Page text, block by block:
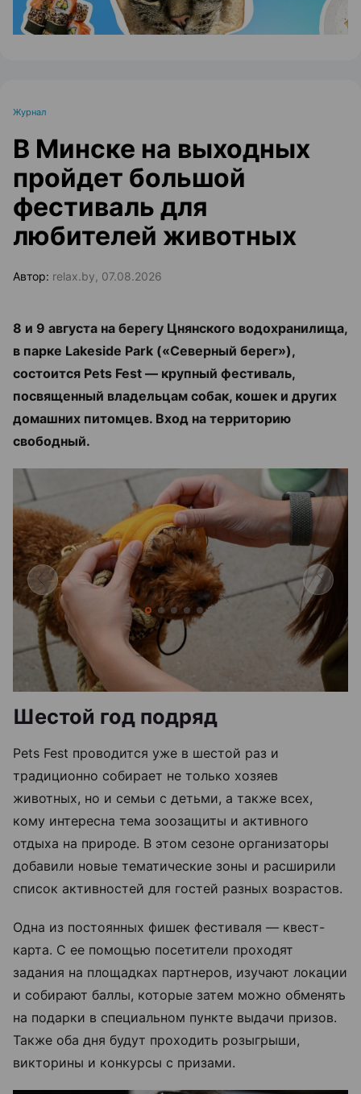
Журнал
В Минске на выходных
пройдет большой
фестиваль для
любителей животных
Автор: relax.by, 07.08.2026
8 и 9 августа на берегу Цнянского водохранилища,
в парке Lakeside Park («Северный берег»),
состоится Pets Fest — крупный фестиваль,
посвященный владельцам собак, кошек и других
домашних питомцев. Вход на территорию
свободный.
Шестой год подряд
Pets Fest проводится уже в шестой раз и
традиционно собирает не только хозяев
животных, но и семьи с детьми, а также всех,
кому интересна тема зоозащиты и активного
отдыха на природе. В этом сезоне организаторы
добавили новые тематические зоны и расширили
список активностей для гостей разных возрастов.
Одна из постоянных фишек фестиваля — квест-
карта. С ее помощью посетители проходят
задания на площадках партнеров, изучают локации
и собирают баллы, которые затем можно обменять
на подарки в специальном пункте выдачи призов.
Также оба дня будут проходить розыгрыши,
викторины и конкурсы с призами.